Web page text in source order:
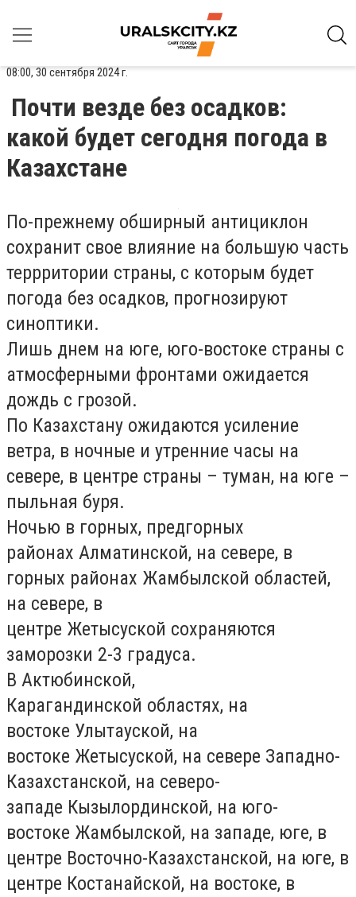
08:00, 30 сентября 2024 г.
Почти везде без осадков:
какой будет сегодня погода в
Казахстане
По-прежнему обширный антициклон
сохранит свое влияние на большую часть
террритории страны, с которым будет
погода без осадков, прогнозируют
синоптики.
Лишь днем на юге, юго-востоке страны с
атмосферными фронтами ожидается
дождь с грозой.
По Казахстану ожидаются усиление
ветра, в ночные и утренние часы на
севере, в центре страны – туман, на юге –
пыльная буря.
Ночью в горных, предгорных
районах Алматинской, на севере, в
горных районах Жамбылской областей,
на севере, в
центре Жетысуской сохраняются
заморозки 2-3 градуса.
В Актюбинской,
Карагандинской областях, на
востоке Улытауской, на
востоке Жетысуской, на севере Западно-
Казахстанской, на северо-
западе Кызылординской, на юго-
востоке Жамбылской, на западе, юге, в
центре Восточно-Казахстанской, на юге, в
центре Костанайской, на востоке, в